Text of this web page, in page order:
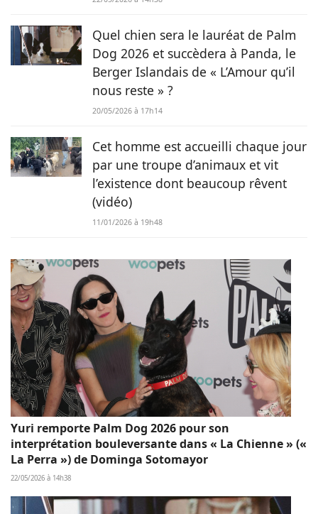
Quel chien sera le lauréat de Palm
Dog 2026 et succèdera à Panda, le
Berger Islandais de « L’Amour qu’il
nous reste » ?
20/05/2026 à 17h14
Cet homme est accueilli chaque jour
par une troupe d’animaux et vit
l’existence dont beaucoup rêvent
(vidéo)
11/01/2026 à 19h48
Yuri remporte Palm Dog 2026 pour son
interprétation bouleversante dans « La Chienne » («
La Perra ») de Dominga Sotomayor
22/05/2026 à 14h38